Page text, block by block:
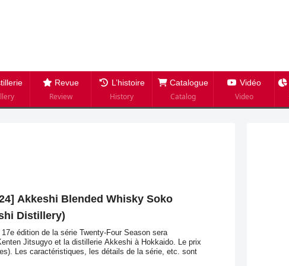
Revue
Review
L’histoire
History
Catalogue
Catalog
Vidéo
Video
Akkeshi Blended Whisky Soko
Distillery)
édition de la série Twenty-Four Season sera
Jitsugyo et la distillerie Akkeshi à Hokkaido. Le prix
Les caractéristiques, les détails de la série, etc. sont